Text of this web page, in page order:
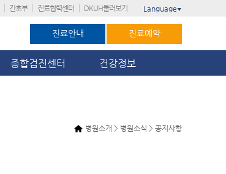
간호부 진료협력센터 DKUH둘러보기 Language ▼
진료안내 진료예약
종합검진센터 건강정보
병원소개 > 병원소식 > 공지사항